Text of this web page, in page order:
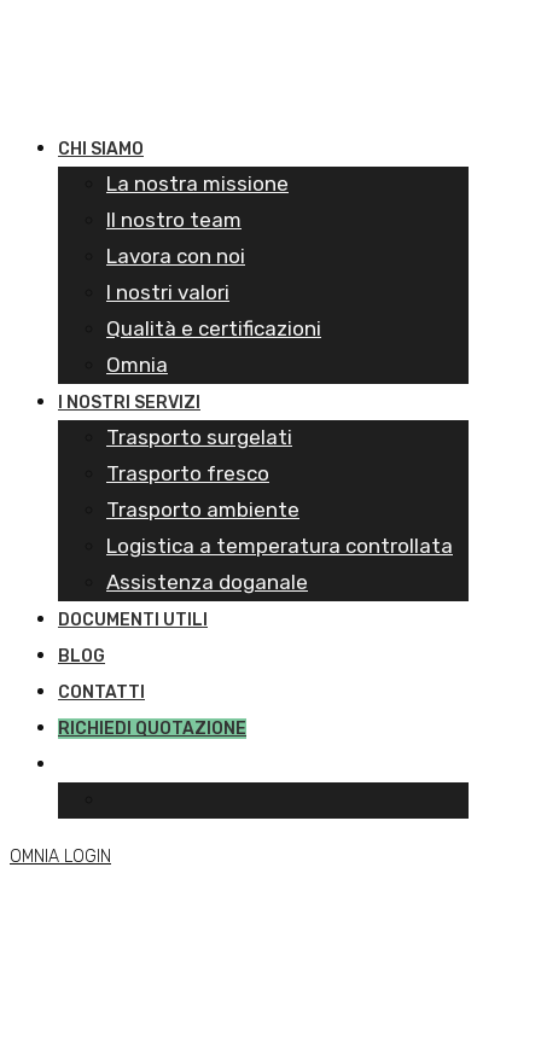
CHI SIAMO
La nostra missione
Il nostro team
Lavora con noi
I nostri valori
Qualità e certificazioni
Omnia
I NOSTRI SERVIZI
Trasporto surgelati
Trasporto fresco
Trasporto ambiente
Logistica a temperatura controllata
Assistenza doganale
DOCUMENTI UTILI
BLOG
CONTATTI
RICHIEDI QUOTAZIONE
OMNIA LOGIN